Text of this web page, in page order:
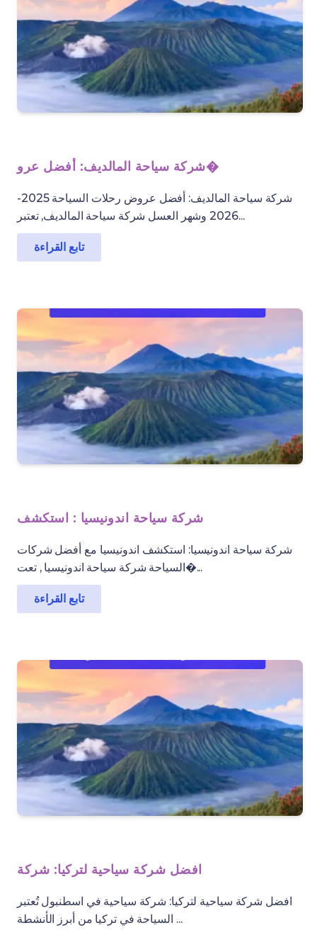
شركة سياحة المالديف: أفضل عرو�
شركة سياحة المالديف: أفضل عروض رحلات السياحة 2025-
2026 وشهر العسل شركة سياحة المالديف, تعتبر...
تابع القراءة
شركة سياحة اندونيسيا : استكشف
شركة سياحة اندونيسيا: استكشف اندونيسيا مع أفضل شركات
السياحة شركة سياحة اندونيسيا , تعت�...
تابع القراءة
افضل شركة سياحية لتركيا: شركة
افضل شركة سياحية لتركيا: شركة سياحية في اسطنبول تُعتبر
السياحة في تركيا من أبرز الأنشطة ...